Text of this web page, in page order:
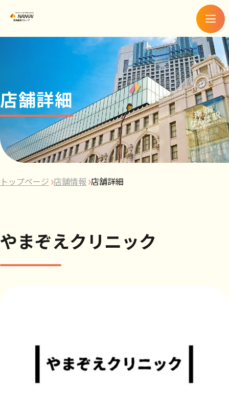
メ
ニ
ュ
ー
店舗詳細
トップページ 店舗情報 店舗詳細
やまぞえクリニック